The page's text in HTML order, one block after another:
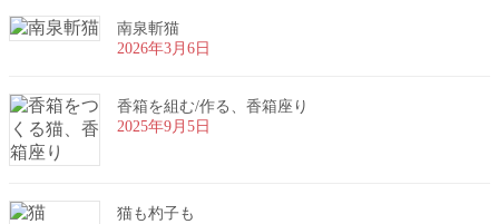
南泉斬猫
2026年3月6日
香箱を組む/作る、香箱座り
2025年9月5日
猫も杓子も